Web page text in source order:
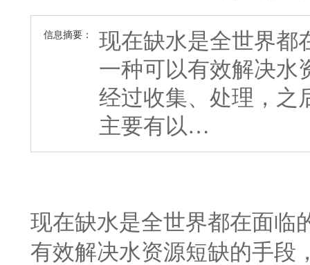
信息摘要：
现在缺水是全世界都
一种可以有效解决水
经过收集、处理，之
主要有以…
现在缺水是全世界都在面临
有效解决水资源短缺的手段